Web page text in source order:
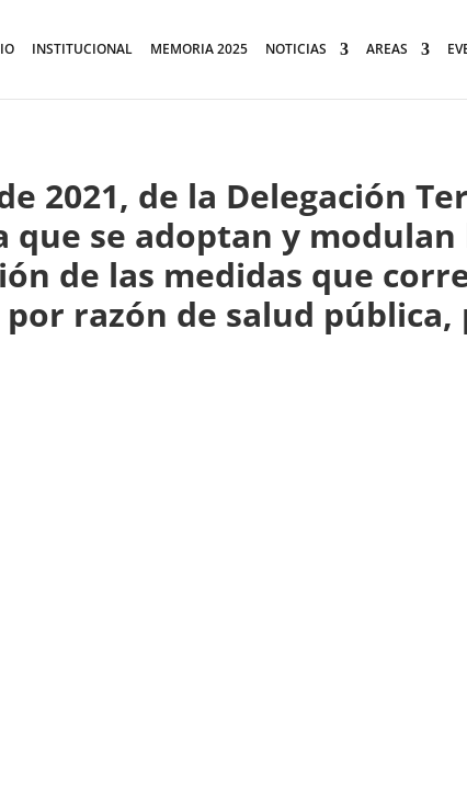
INSTITUCIONAL MEMORIA 2025 NOTICIAS AREAS
2021, de la Delegación
que se adoptan y
de las medidas que
razón de salud pública,